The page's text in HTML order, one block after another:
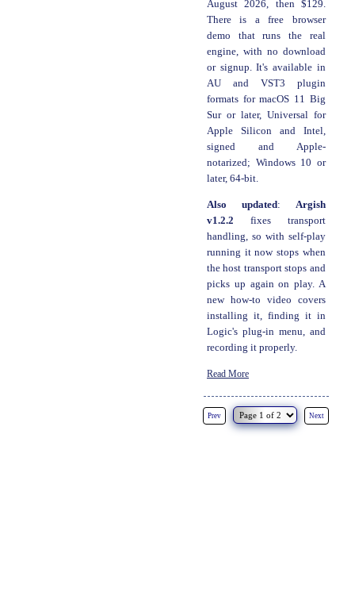
August 2026, then $129.
There is a free browser
demo that runs the real
engine, with no download
or signup. It's available in
AU and VST3 plugin
formats for macOS 11 Big
Sur or later, Universal for
Apple Silicon and Intel,
signed and Apple-
notarized; Windows 10 or
later, 64-bit.
Also updated: Argish
v1.2.2 fixes transport
handling, so with self-play
running it now stops when
the host transport stops and
picks up again on play. A
new how-to video covers
installing it, finding it in
Logic's plug-in menu, and
recording it properly.
Read More
Prev Next